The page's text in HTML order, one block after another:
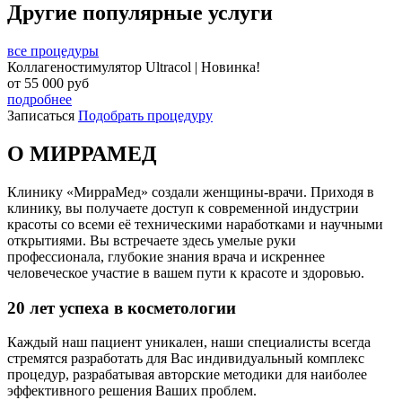
Другие популярные услуги
все процедуры
Коллагеностимулятор Ultracol | Новинка!
от 55 000 руб
подробнее
Записаться Подобрать процедуру
О МИРРАМЕД
Клинику «МирраМед» создали женщины-врачи. Приходя в
клинику, вы получаете доступ к современной индустрии
красоты со всеми её техническими наработками и научными
открытиями. Вы встречаете здесь умелые руки
профессионала, глубокие знания врача и искреннее
человеческое участие в вашем пути к красоте и здоровью.
20 лет успеха в косметологии
Каждый наш пациент уникален, наши специалисты всегда
стремятся разработать для Вас индивидуальный комплекс
процедур, разрабатывая авторские методики для наиболее
эффективного решения Ваших проблем.